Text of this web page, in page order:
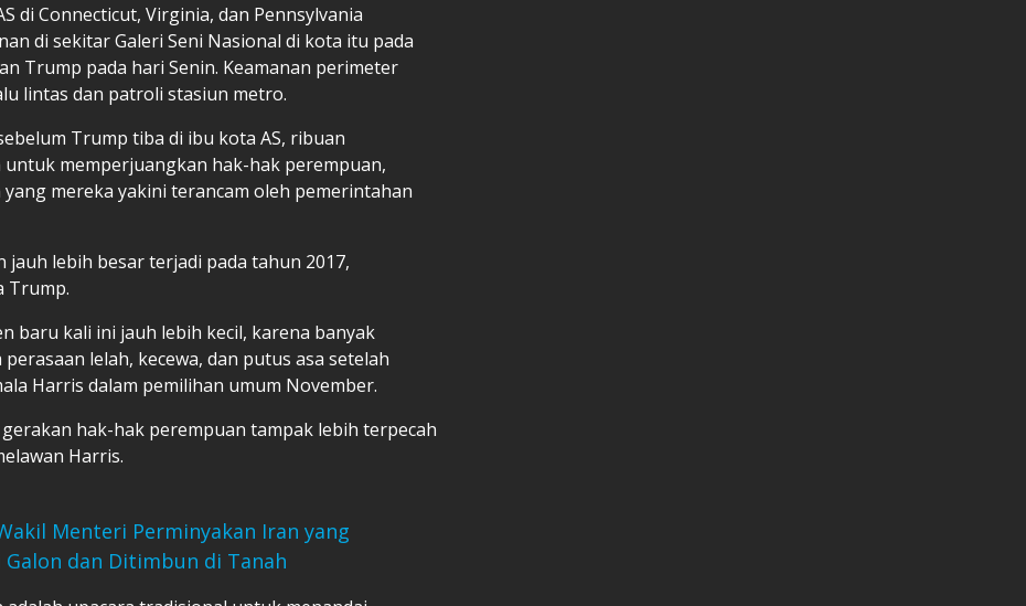
di Connecticut, Virginia, dan Pennsylvania
di sekitar Galeri Seni Nasional di kota itu pada
Trump pada hari Senin. Keamanan perimeter
lintas dan patroli stasiun metro.
Trump tiba di ibu kota AS, ribuan
memperjuangkan hak-hak perempuan,
mereka yakini terancam oleh pemerintahan
jauh lebih besar terjadi pada tahun 2017,
Trump.
baru kali ini jauh lebih kecil, karena banyak
lelah, kecewa, dan putus asa setelah
Harris dalam pemilihan umum November.
hak-hak perempuan tampak lebih terpecah
Harris.
Menteri Perminyakan Iran yang
dan Ditimbun di Tanah